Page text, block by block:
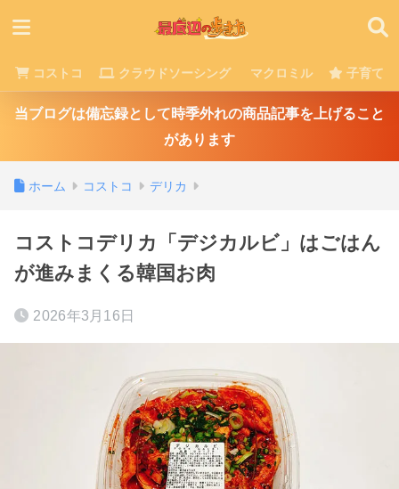
コストコ クラウドソーシング マクロミル 子育て
当ブログは備忘録として時季外れの商品記事を上げること
があります
ホーム コストコ デリカ
コストコデリカ「デジカルビ」はごはん
が進みまくる韓国お肉
2026年3月16日